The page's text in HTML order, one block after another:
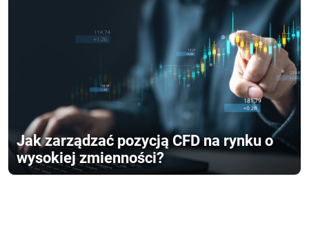
Jak zarządzać pozycją CFD na rynku o
wysokiej zmienności?